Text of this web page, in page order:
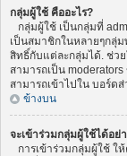
กลุ่มผู้ใช้ คืออะไร?
กลุ่มผู้ใช้ เป็นกลุ่มที่
เป็นสมาชิกในหลายๆกลุ่
สิทธิ์กับแต่ละกลุ่มได้. ช่ว
สามารถเป็น
สามารถเข้าไปใน บอร์ด
ข้างบน
จะเข้าร่วมกลุ่มผู้ใช้ได้อย่
การเข้าร่วมกลุ่มผู้ใช้ ใ